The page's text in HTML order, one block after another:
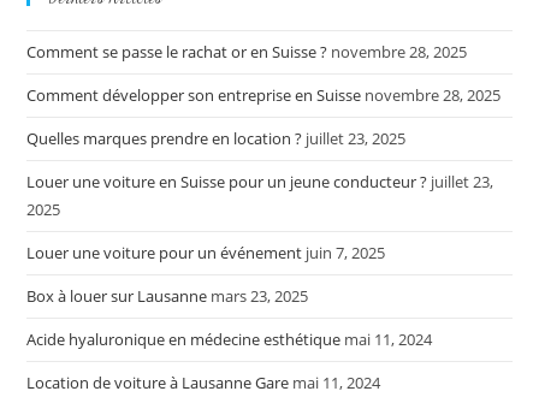
Comment se passe le rachat or en Suisse ? novembre 28, 2025
Comment développer son entreprise en Suisse novembre 28, 2025
Quelles marques prendre en location ? juillet 23, 2025
Louer une voiture en Suisse pour un jeune conducteur ? juillet 23,
2025
Louer une voiture pour un événement juin 7, 2025
Box à louer sur Lausanne mars 23, 2025
Acide hyaluronique en médecine esthétique mai 11, 2024
Location de voiture à Lausanne Gare mai 11, 2024